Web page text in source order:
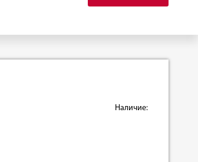
Наличие: